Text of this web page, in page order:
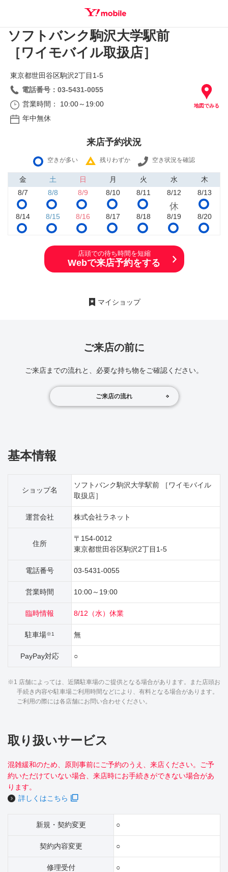
SEARCH
ソフトバンク駒沢大学駅前
［ワイモバイル取扱店］
地図でみる
東京都世田谷区駒沢2丁目1‐5
電話番号：03-5431-0055
営業時間： 10:00～19:00
年中無休
来店予約状況
空きが多い 残りわずか 空き状況を確認
金 土 日 月 火 水
木
8/7
8/8 8/9 8/10 8/11 8/12 8/13
8/14 8/15 8/16 8/17 8/18 8/19 8/20
店頭での待ち時間を短縮
Webで来店予約をする
マイショップ
ご来店の前に
ご来店までの流れと、必要な持ち物をご確認ください。
ご来店の流れ
基本情報
ショップ名
ソフトバンク駒沢大学駅前 ［ワイモバイル
取扱店］
運営会社 株式会社ラネット
住所
〒154-0012
東京都世田谷区駒沢2丁目1‐5
電話番号 03-5431-0055
営業時間 10:00～19:00
臨時情報 8/12（水）休業
駐車場※1 無
PayPay対応 ○
※1 店舗によっては、近隣駐車場のご提供となる場合があります。また店頭お
手続き内容や駐車場ご利用時間などにより、有料となる場合があります。
ご利用の際には各店舗にお問い合わせください。
取り扱いサービス
混雑緩和のため、原則事前にご予約のうえ、来店ください。ご予
約いただけていない場合、来店時にお手続きができない場合があ
ります。
詳しくはこちら
新規・契約変更 ○
契約内容変更 ○
修理受付 ○